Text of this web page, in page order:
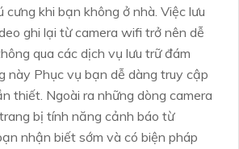
cưng khi bạn không ở nhà. Việc lưu
ghi lại từ camera wifi trở nên dễ
qua các dịch vụ lưu trữ đám
này Phục vụ bạn dễ dàng truy cập
thiết. Ngoài ra những dòng camera
bị tính năng cảnh báo từ
nhận biết sớm và có biện pháp